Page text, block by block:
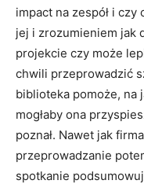
impact na zespół i
jej i zrozumieniem jak
projekcie czy może
chwili przeprowadzić
biblioteka pomoże, na
mogłaby ona
poznał. Nawet jak
przeprowadzanie
spotkanie